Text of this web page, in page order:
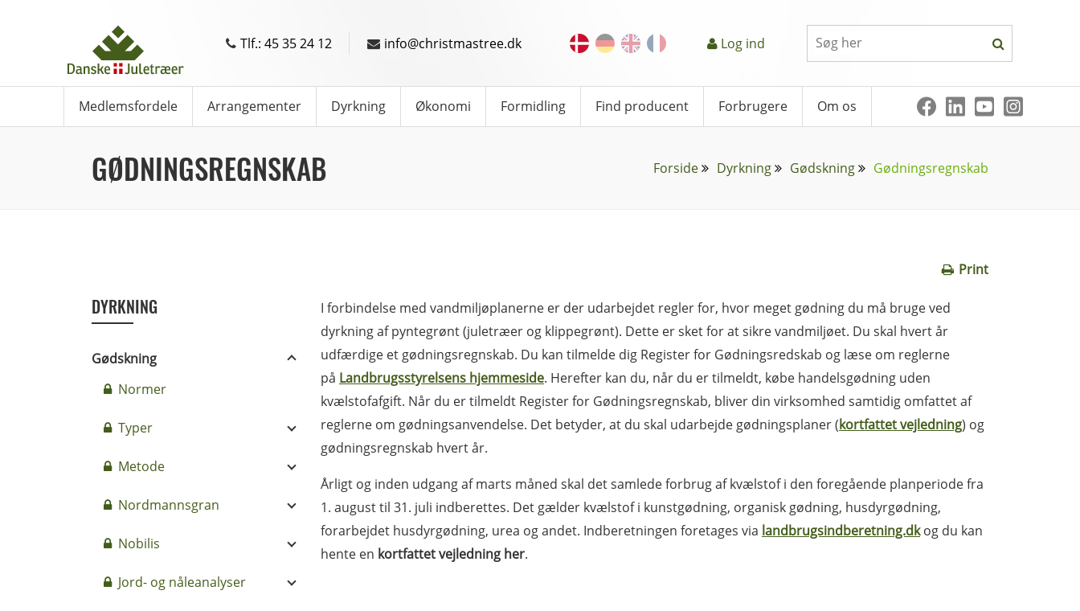
Tlf.: 45 35 24 12 info@christmastree.dk Log ind
Medlemsfordele Arrangementer Dyrkning Økonomi Formidling Find producent Forbrugere Om os
GØDNINGSREGNSKAB Forside Dyrkning Gødskning Gødningsregnskab
Print
DYRKNING
Gødskning
Normer
Typer
Metode
Nordmannsgran
Nobilis
Jord- og nåleanalyser
I forbindelse med vandmiljøplanerne er der udarbejdet regler for, hvor meget gødning du må bruge ved
dyrkning af pyntegrønt (juletræer og klippegrønt). Dette er sket for at sikre vandmiljøet. Du skal hvert år
udfærdige et gødningsregnskab. Du kan tilmelde dig Register for Gødningsredskab og læse om reglerne
på Landbrugsstyrelsens hjemmeside. Herefter kan du, når du er tilmeldt, købe handelsgødning uden
kvælstofafgift. Når du er tilmeldt Register for Gødningsregnskab, bliver din virksomhed samtidig omfattet af
reglerne om gødningsanvendelse. Det betyder, at du skal udarbejde gødningsplaner (kortfattet vejledning) og
gødningsregnskab hvert år.
Årligt og inden udgang af marts måned skal det samlede forbrug af kvælstof i den foregående planperiode fra
1. august til 31. juli indberettes. Det gælder kvælstof i kunstgødning, organisk gødning, husdyrgødning,
forarbejdet husdyrgødning, urea og andet. Indberetningen foretages via landbrugsindberetning.dkog du kan
hente en kortfattet vejledning her.